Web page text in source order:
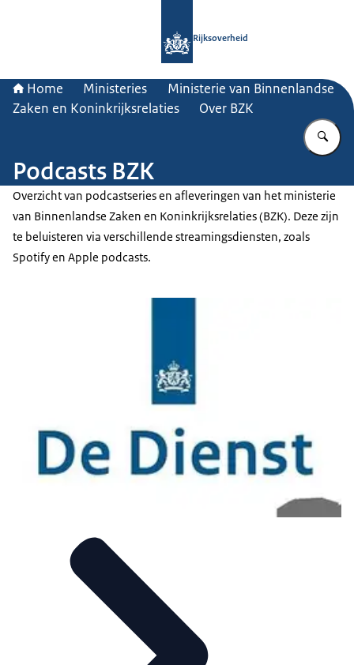
Rijksoverheid
Home Ministeries
Ministerie van Binnenlandse
Zaken en Koninkrijksrelaties
Over BZK
Podcasts BZK
Overzicht van podcastseries en afleveringen van het ministerie
van Binnenlandse Zaken en Koninkrijksrelaties (BZK). Deze zijn
te beluisteren via verschillende streamingsdiensten, zoals
Spotify en Apple podcasts.